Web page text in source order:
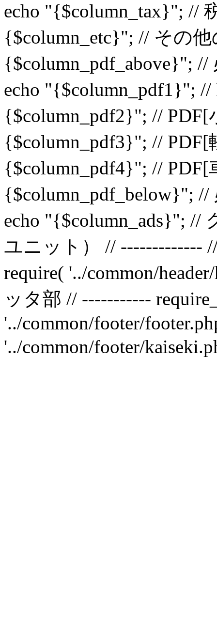
echo "{$column_tax}"; //
{$column_etc}"; // その
{$column_pdf_above}";
echo "{$column_pdf1}";
{$column_pdf2}"; // PDF[
{$column_pdf3}"; // PDF[
{$column_pdf4}"; // PDF[
{$column_pdf_below}";
echo "{$column_ads}"; //
ユニット） // -------------
require( '../common/
ッタ部 // -----------
'../common/footer/
'../common/footer/